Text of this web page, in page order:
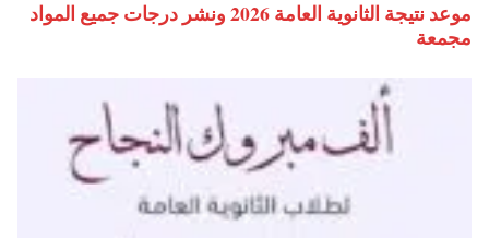
موعد نتيجة الثانوية العامة 2026 ونشر درجات جميع المواد
مجمعة